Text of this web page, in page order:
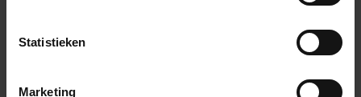
Statistieken
Marketing